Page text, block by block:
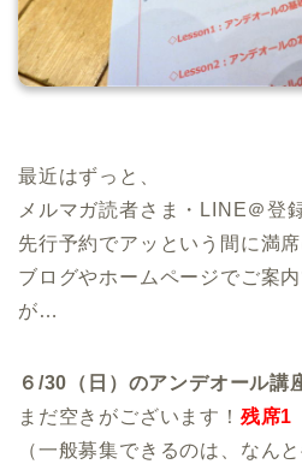
最近はずっと、
メルマガ読者さま・LINE＠登
先行予約でアッという間に満席
ブログやホームページでご案
が…
６/30（日）のアンデオール講
まだ空きがございます！ 残席1
（一般募集できるのは、なん